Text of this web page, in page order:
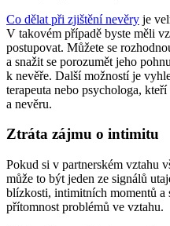
Co dělat při zjištění nevěry je
V takovém případě byste měli
postupovat. Můžete se
a snažit se porozumět jeho
k nevěře. Další možností je
terapeuta nebo psychologa,
a nevěru.
Ztráta zájmu o intimitu
Pokud si v partnerském vztahu
může to být jeden ze signálů
blízkosti, intimitních momentů a
přítomnost problémů ve vztahu.